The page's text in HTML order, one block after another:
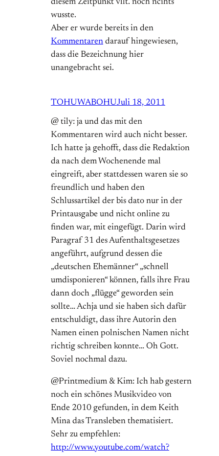
diesem Zeitpunkt vllt. noch ncihts
wusste.
Aber er wurde bereits in den
Kommentaren darauf hingewiesen,
dass die Bezeichnung hier
unangebracht sei.
TOHUWABOHUJuli 18, 2011
@ tily: ja und das mit den
Kommentaren wird auch nicht besser.
Ich hatte ja gehofft, dass die Redaktion
da nach dem Wochenende mal
eingreift, aber stattdessen waren sie so
freundlich und haben den
Schlussartikel der bis dato nur in der
Printausgabe und nicht online zu
finden war, mit eingefügt. Darin wird
Paragraf 31 des Aufenthaltsgesetzes
angeführt, aufgrund dessen die
„deutschen Ehemänner“ „schnell
umdisponieren“ können, falls ihre Frau
dann doch „flügge“ geworden sein
sollte… Achja und sie haben sich dafür
entschuldigt, dass ihre Autorin den
Namen einen polnischen Namen nicht
richtig schreiben konnte… Oh Gott.
Soviel nochmal dazu.
@Printmedium & Kim: Ich hab gestern
noch ein schönes Musikvideo von
Ende 2010 gefunden, in dem Keith
Mina das Transleben thematisiert.
Sehr zu empfehlen:
http://www.youtube.com/watch?